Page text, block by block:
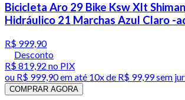
Bicicleta Aro 29 Bike Ksw Xlt
Hidráulico 21 Marchas Azul Claro -
R$ 999,90
Desconto
R$ 819,92 no PIX
ou R$ 999,90em até 10x de R$ 99,99 sem
COMPRAR AGORA